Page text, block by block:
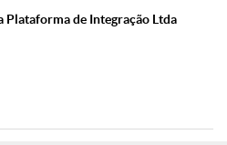
Plataforma de Integração Ltda